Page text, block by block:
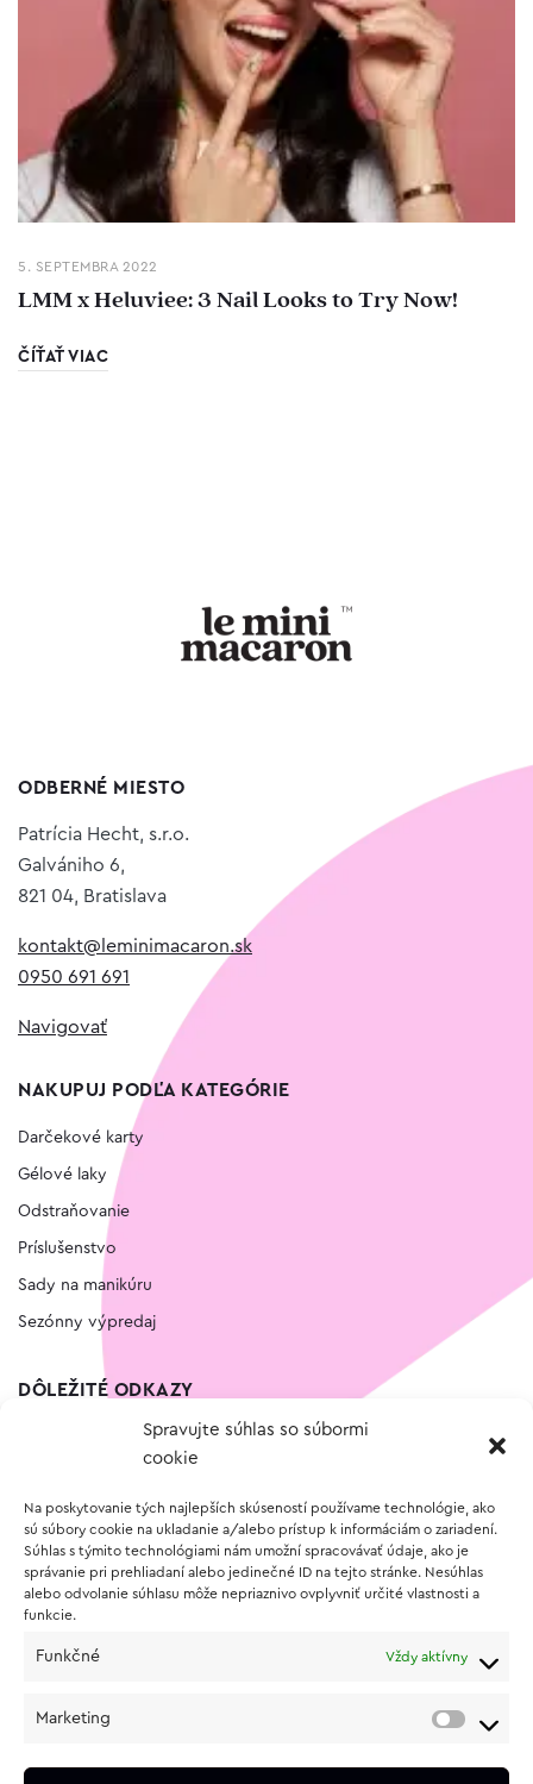
Spravujte súhlas so súbormi
cookie
Na poskytovanie tých najlepších skúseností používame technológie, ako
sú súbory cookie na ukladanie a/alebo prístup k informáciám o zariadení.
Súhlas s týmito technológiami nám umožní spracovávať údaje, ako je
správanie pri prehliadaní alebo jedinečné ID na tejto stránke. Nesúhlas
alebo odvolanie súhlasu môže nepriaznivo ovplyvniť určité vlastnosti a
funkcie.
Funkčné Vždy aktívny
Marketing
5. SEPTEMBRA 2022
LMM x Heluviee: 3 Nail Looks to Try Now!
ČÍŤAŤ VIAC
ODBERNÉ MIESTO
Patrícia Hecht, s.r.o.
Galvániho 6,
821 04, Bratislava
kontakt@leminimacaron.sk
0950 691 691
Navigovať
NAKUPUJ PODĽA KATEGÓRIE
Darčekové karty
Gélové laky
Odstraňovanie
Príslušenstvo
Sady na manikúru
Sezónny výpredaj
DÔLEŽITÉ ODKAZY
Vernostný program
O NÁKUPE
Vrátenie a reklamácia tovaru